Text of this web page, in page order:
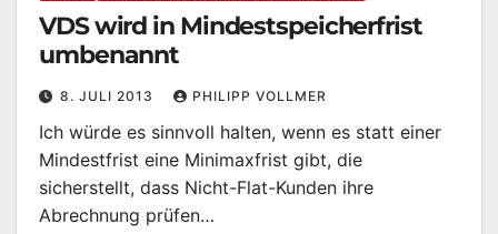
VDS wird in Mindestspeicherfrist
umbenannt
8. JULI 2013 PHILIPP VOLLMER
Ich würde es sinnvoll halten, wenn es statt einer
Mindestfrist eine Minimaxfrist gibt, die
sicherstellt, dass Nicht-Flat-Kunden ihre
Abrechnung prüfen…